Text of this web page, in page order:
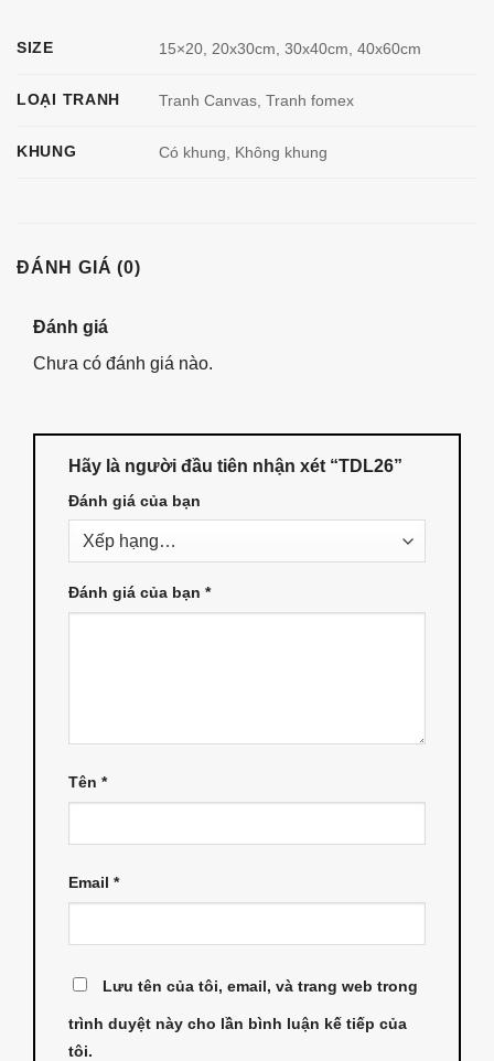
SIZE 15×20, 20x30cm, 30x40cm, 40x60cm
LOẠI TRANH Tranh Canvas, Tranh fomex
KHUNG Có khung, Không khung
ĐÁNH GIÁ (0)
Đánh giá
Chưa có đánh giá nào.
Hãy là người đầu tiên nhận xét “TDL26”
Đánh giá của bạn
Đánh giá của bạn *
Tên *
Email *
Lưu tên của tôi, email, và trang web trong
trình duyệt này cho lần bình luận kế tiếp của
tôi.